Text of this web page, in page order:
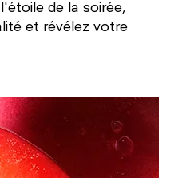
de la soirée,
et révélez votre